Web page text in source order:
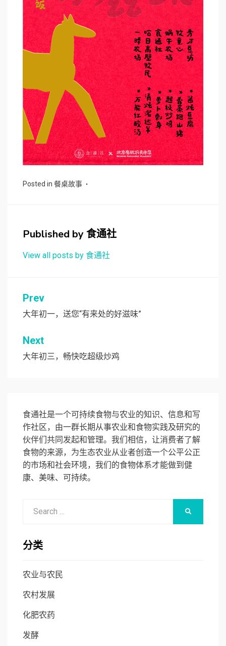
Posted in 餐桌故事
Published by食通社
View all posts by 食通社
文
章
导
航
Prev
大年初一，送您“有来处的好滋味”
Next
大年初三，畅快吃超级炒鸡
食通社是一个可持续食物与农业的知识、信息和写
作社区，由一群长期从事农业和食物实践及研究的
伙伴们共同发起和管理。我们相信，让消费者了解
食物的来源，为生态农业从业者创造一个公平公正
的市场和社会环境，我们的食物体系才能做到健
康、美味、可持续。
分类
农业与农民
农村发展
化肥农药
发酵